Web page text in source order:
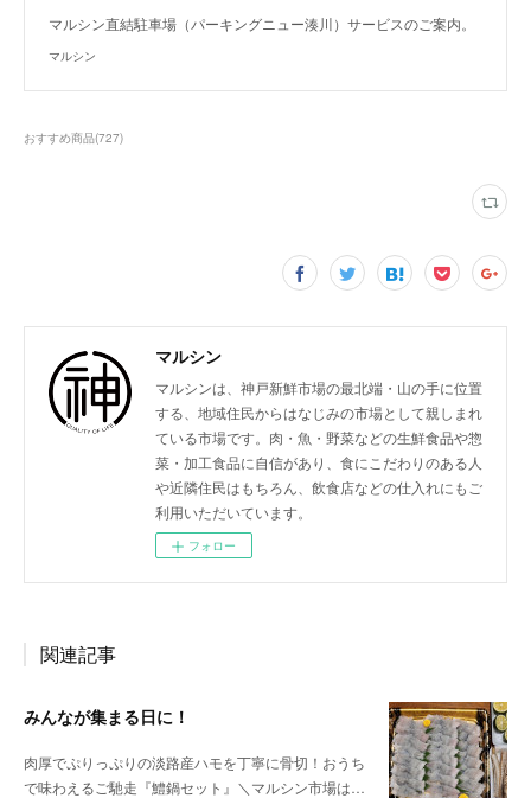
マルシン直結駐車場（パーキングニュー湊川）サービスのご案内。
マルシン
おすすめ商品(727)
マルシン
マルシンは、神戸新鮮市場の最北端・山の手に位置
する、地域住民からはなじみの市場として親しまれ
ている市場です。肉・魚・野菜などの生鮮食品や惣
菜・加工食品に自信があり、食にこだわりのある人
や近隣住民はもちろん、飲食店などの仕入れにもご
利用いただいています。
フォロー
関連記事
みんなが集まる日に！
肉厚でぷりっぷりの淡路産ハモを丁寧に骨切！おうち
で味わえるご馳走『鱧鍋セット』＼マルシン市場は…